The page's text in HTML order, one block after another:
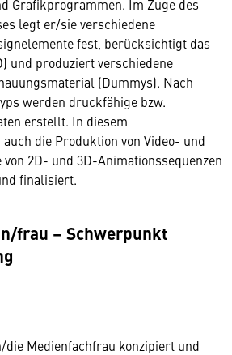
Grafikprogrammen. Im Zuge des
legt er/sie verschiedene
fest, berücksichtigt das
und produziert verschiedene
(Dummys). Nach
werden druckfähige bzw.
erstellt. In diesem
die Produktion von Video- und
2D- und 3D-Animationssequenzen
finalisiert.
frau – Schwerpunkt
die Medienfachfrau konzipiert und